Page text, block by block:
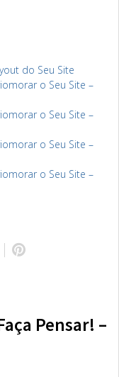
do Seu Site
o Seu Site –
o Seu Site –
o Seu Site –
o Seu Site –
Pensar! –